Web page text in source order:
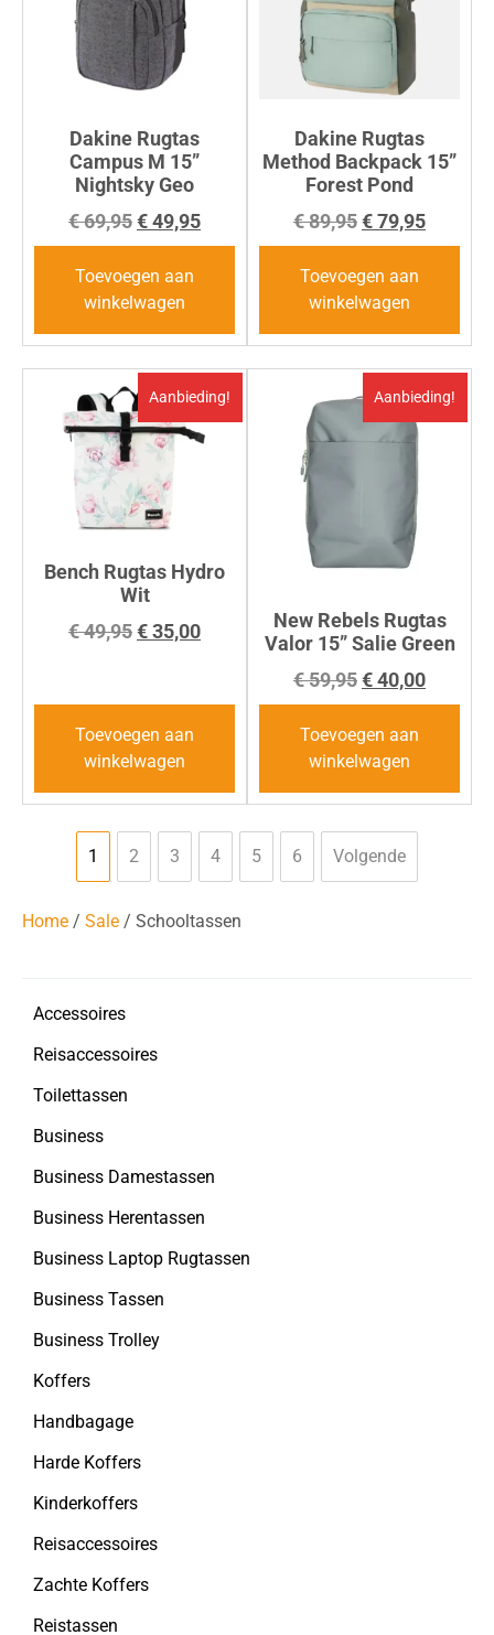
Accessoires
Reisaccessoires
Toilettassen
Business
Business Damestassen
Business Herentassen
Business Laptop Rugtassen
Business Tassen
Business Trolley
Koffers
Handbagage
Harde Koffers
Kinderkoffers
Reisaccessoires
Zachte Koffers
Reistassen
Dakine Rugtas
Campus M 15”
Nightsky Geo
€69,95€49,95
Toevoegen aan
winkelwagen
Dakine Rugtas
Method Backpack 15”
Forest Pond
€89,95€79,95
Toevoegen aan
winkelwagen
Aanbieding!
Bench Rugtas Hydro
Wit
€49,95€35,00
Toevoegen aan
winkelwagen
Aanbieding!
New Rebels Rugtas
Valor 15” Salie Green
€59,95€40,00
Toevoegen aan
winkelwagen
1 2 3 4 5 6 Volgende
Home / Sale / Schooltassen